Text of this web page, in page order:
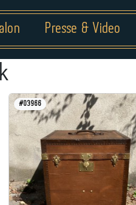
Presse & Video
#03966